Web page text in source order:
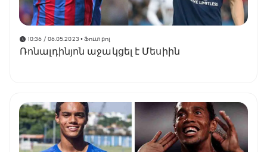
10:36 / 06.05.2023 • Ֆուտբոլ
Ռոնալդինյոն աջակցել է Մեսիին